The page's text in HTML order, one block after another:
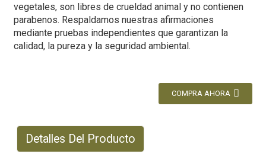
vegetales, son libres de crueldad animal y no contienen
parabenos. Respaldamos nuestras afirmaciones
mediante pruebas independientes que garantizan la
calidad, la pureza y la seguridad ambiental.
COMPRA AHORA
Detalles Del Producto